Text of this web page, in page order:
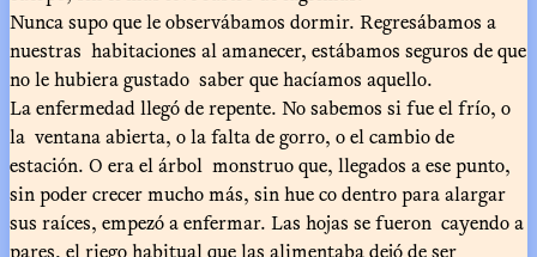
Nunca supo que le observábamos dormir. Regresábamos a
nuestras habitaciones al amanecer, estábamos seguros de que
no le hubiera gustado saber que hacíamos aquello.
La enfermedad llegó de repente. No sabemos si fue el frío, o
la ventana abierta, o la falta de gorro, o el cambio de
estación. O era el árbol monstruo que, llegados a ese punto,
sin poder crecer mucho más, sin hue co dentro para alargar
sus raíces, empezó a enfermar. Las hojas se fueron cayendo a
pares, el riego habitual que las alimentaba dejó de ser